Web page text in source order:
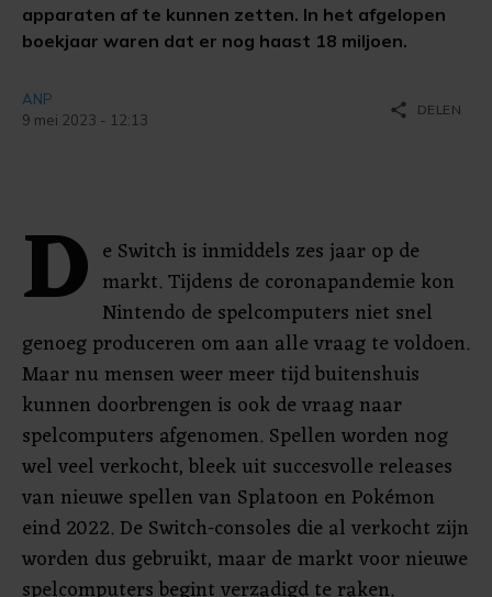
apparaten af te kunnen zetten. In het afgelopen
boekjaar waren dat er nog haast 18 miljoen.
ANP
9 mei 2023 - 12:13
share DELEN
D e Switch is inmiddels zes jaar op de
markt. Tijdens de coronapandemie kon
Nintendo de spelcomputers niet snel
genoeg produceren om aan alle vraag te voldoen.
Maar nu mensen weer meer tijd buitenshuis
kunnen doorbrengen is ook de vraag naar
spelcomputers afgenomen. Spellen worden nog
wel veel verkocht, bleek uit succesvolle releases
van nieuwe spellen van Splatoon en Pokémon
eind 2022. De Switch-consoles die al verkocht zijn
worden dus gebruikt, maar de markt voor nieuwe